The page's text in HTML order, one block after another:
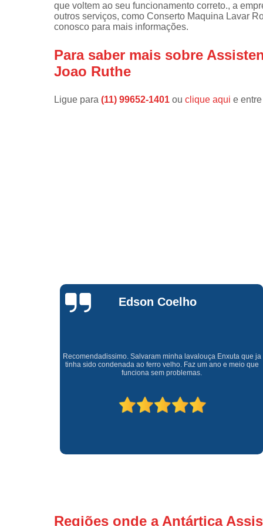
Instalações
Manutenções
de fogão
que voltem ao seu funcionamento correto., a
outros serviços, como Conserto Maquina Lavar
conosco para mais informações.
Para saber mais sobre
Joao Ruthe
Ligue para (11) 99652-1401 ou clique aqui e
Waldirene
Monteiro
Uma empresa á 41 anos no mercado que sempre valoriza o
cliente ótimo atendimento com garantia de todos o serviços.
Regiões onde a Antártica